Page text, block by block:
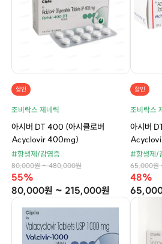
할인
조비락스 제네릭
아시버 DT 400 (아시클로버
Acyclovir 400mg)
#항생제/감염증
80,000원 ~ 480,000원
55%
80,000원 ~ 215,000원
할인
조비락스
아시버
#항생제/
65,000원
48%